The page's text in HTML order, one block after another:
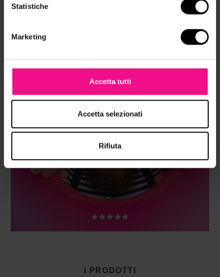
Statistiche
Marketing
Accetta tutti
Accetta selezionati
Rifiuta
ESTATE
I PRODOTTI